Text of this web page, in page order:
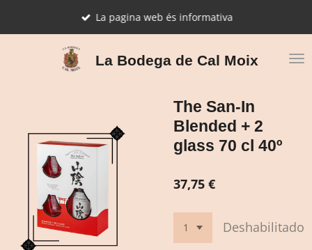
La Bodega de Cal Moix
La pagina web és informativa
The San-In
Blended + 2
glass 70 cl 40º
37,75 €
Deshabilitado